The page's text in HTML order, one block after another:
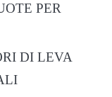
PER
DI LEVA